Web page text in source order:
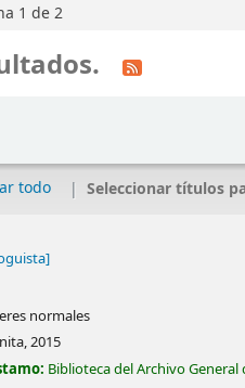
1 de 2
todo Seleccionar títulos
normales
2015
Biblioteca del Archivo General